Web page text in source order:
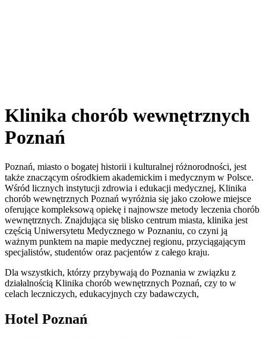
Klinika chorób wewnętrznych
Poznań
Poznań, miasto o bogatej historii i kulturalnej różnorodności, jest
także znaczącym ośrodkiem akademickim i medycznym w Polsce.
Wśród licznych instytucji zdrowia i edukacji medycznej, Klinika
chorób wewnętrznych Poznań wyróżnia się jako czołowe miejsce
oferujące kompleksową opiekę i najnowsze metody leczenia chorób
wewnętrznych. Znajdująca się blisko centrum miasta, klinika jest
częścią Uniwersytetu Medycznego w Poznaniu, co czyni ją
ważnym punktem na mapie medycznej regionu, przyciągającym
specjalistów, studentów oraz pacjentów z całego kraju.
Dla wszystkich, którzy przybywają do Poznania w związku z
działalnością Klinika chorób wewnętrznych Poznań, czy to w
celach leczniczych, edukacyjnych czy badawczych,
Hotel Poznań